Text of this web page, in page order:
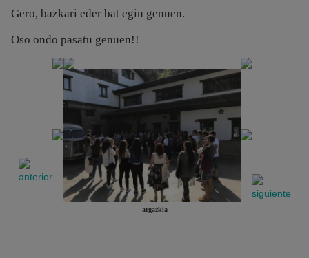
Gero, bazkari eder bat egin genuen.
Oso ondo pasatu genuen!!
argazkia